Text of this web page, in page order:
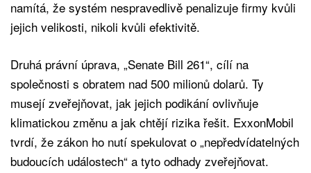
namítá, že systém nespravedlivě penalizuje firmy kvůli
jejich velikosti, nikoli kvůli efektivitě.
Druhá právní úprava, „Senate Bill 261“, cílí na
společnosti s obratem nad 500 milionů dolarů. Ty
musejí zveřejňovat, jak jejich podikání ovlivňuje
klimatickou změnu a jak chtějí rizika řešit. ExxonMobil
tvrdí, že zákon ho nutí spekulovat o „nepředvídatelných
budoucích událostech“ a tyto odhady zveřejňovat.